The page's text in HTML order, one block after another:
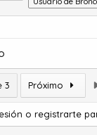
3 Próximo
o registrarte